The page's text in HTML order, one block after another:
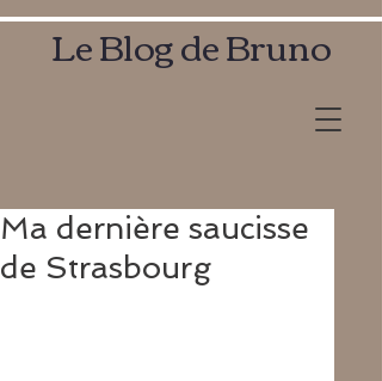
Le Blog de Bruno
Ma dernière saucisse
de Strasbourg